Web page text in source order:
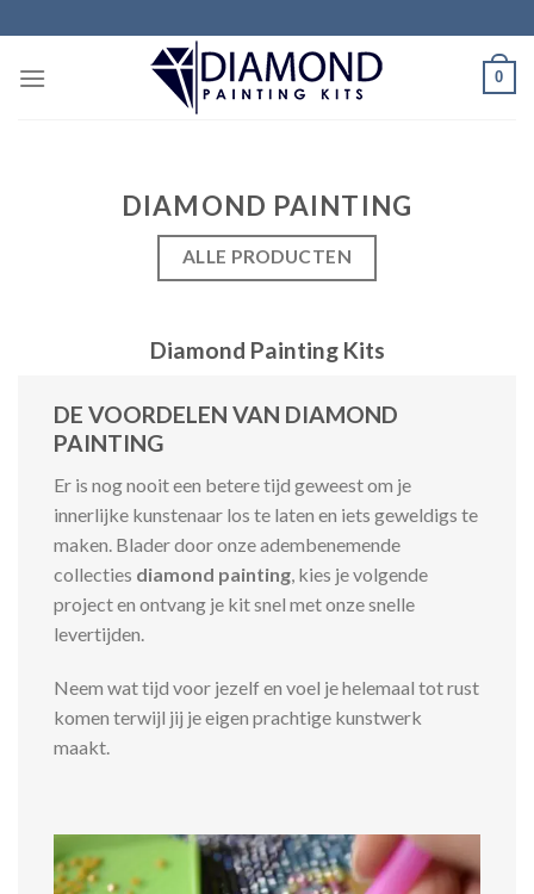
naar
inhoud
0
DIAMOND PAINTING
ALLE PRODUCTEN
Diamond Painting Kits
DE VOORDELEN VAN DIAMOND
PAINTING
Er is nog nooit een betere tijd geweest om je
innerlijke kunstenaar los te laten en iets geweldigs te
maken. Blader door onze adembenemende
collecties diamond painting , kies je volgende
project en ontvang je kit snel met onze snelle
levertijden.
Neem wat tijd voor jezelf en voel je helemaal tot rust
komen terwijl jij je eigen prachtige kunstwerk
maakt.